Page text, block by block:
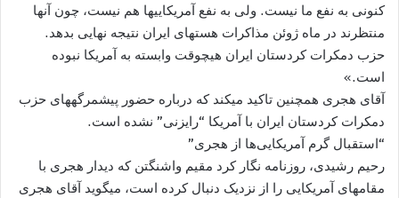
کنونی به نفع ما نیست. ولی به نفع آمریکایی​ها هم نیست، چون آنها
منتظرند در ماه ژوئن مذاکرات هسته​ای ایران نتیجه نهایی بدهد.
حزب دمکرات کردستان ایران هیچوقت وابسته به آمریکا نبوده
است.»
آقای هجری همچنین تاکید می​کند که درباره حضور پیشمرگه​های حزب
دمکرات کردستان ایران با آمریکا “رایزنی” نشده است.
“استقبال گرم آمریکایی‌ها از هجری”
رحیم رشیدی، روزنامه نگار کرد مقیم واشنگتن که دیدار هجری با
مقام​های آمریکایی را از نزدیک دنبال کرده است، می​گوید آقای هجری